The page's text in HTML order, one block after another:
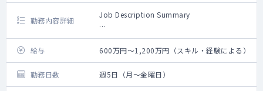
forward-looking approaches into planning
and execution of HEOR/RWD studies
→備考欄に続く
勤務内容詳細
Job Description Summary
As a Biomarker Lead in Translational
Medicine Japan, you will shape and drive
biomarker strategies across early to late-
stage clinical development programs. You
will play a critical role in bridging
給与 600万円～1,200万円（スキル・経験による）
勤務日数 週5日（月～金曜日）